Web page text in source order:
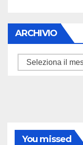
ARCHIVIO
ARCHIVIO
You missed